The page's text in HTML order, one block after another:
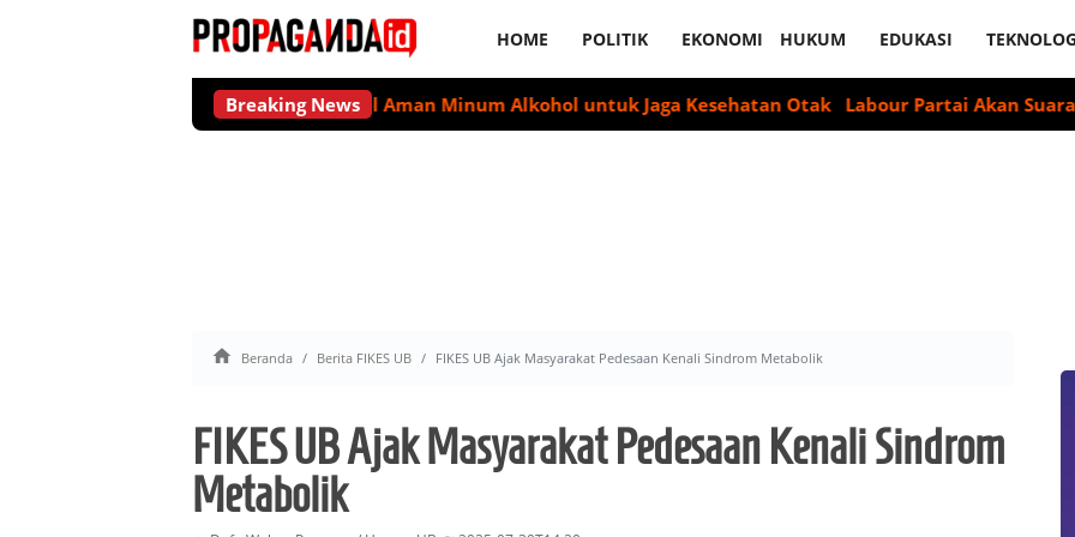
HOME POLITIK EKONOMI HUKUM EDUKASI
Breaking News
Tidak Ada Level Aman Minum Alkohol untuk Jaga Kesehatan Otak Labour Partai Akan Suarakan
 Beranda Berita FIKES UB FIKES UB Ajak Masyarakat Pedesaan Kenali Sindrom Metabolik
FIKES UB Ajak Masyarakat Pedesaan Kenali Sindrom
Metabolik